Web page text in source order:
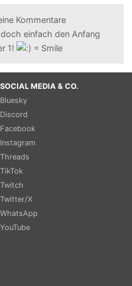
Kommentare
einfach den Anfang
1!
SOCIAL MEDIA & CO.
Bluesky
Discord
Facebook
Instagram
Threads
TikTok
Twitch
Twitter/X
WhatsApp
YouTube